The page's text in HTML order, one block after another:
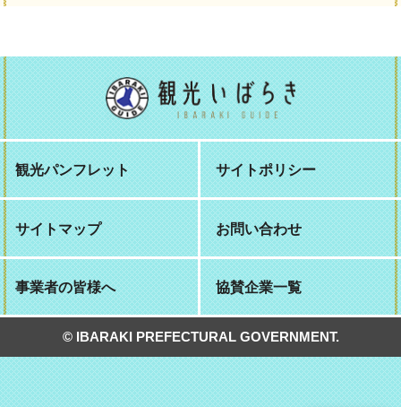
観光パンフレット サイトポリシー
サイトマップ お問い合わせ
事業者の皆様へ 協賛企業一覧
© IBARAKI PREFECTURAL GOVERNMENT.